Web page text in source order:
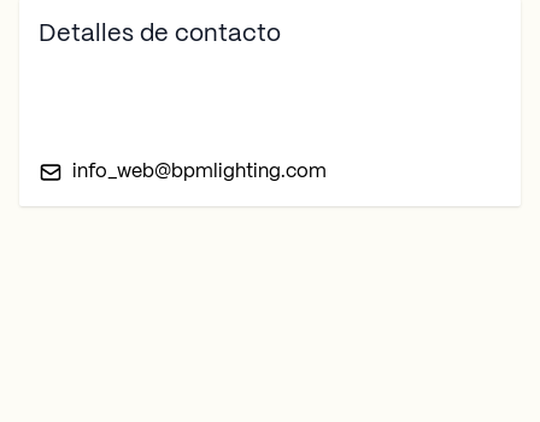
Detalles de contacto
info_web@bpmlighting.com